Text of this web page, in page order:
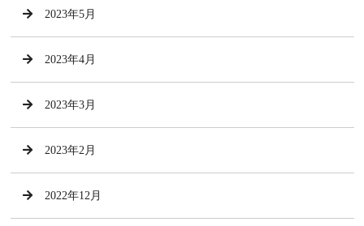
2023年5月
2023年4月
2023年3月
2023年2月
2022年12月